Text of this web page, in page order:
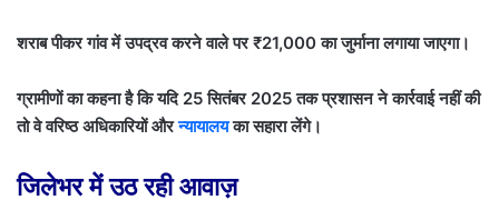
शराब पीकर गांव में उपद्रव करने वाले पर ₹21,000 का जुर्माना लगाया जाएगा।
ग्रामीणों का कहना है कि यदि 25 सितंबर 2025 तक प्रशासन ने कार्रवाई नहीं की
तो वे वरिष्ठ अधिकारियों औरन्यायालयका सहारा लेंगे।
जिलेभर में उठ रही आवाज़